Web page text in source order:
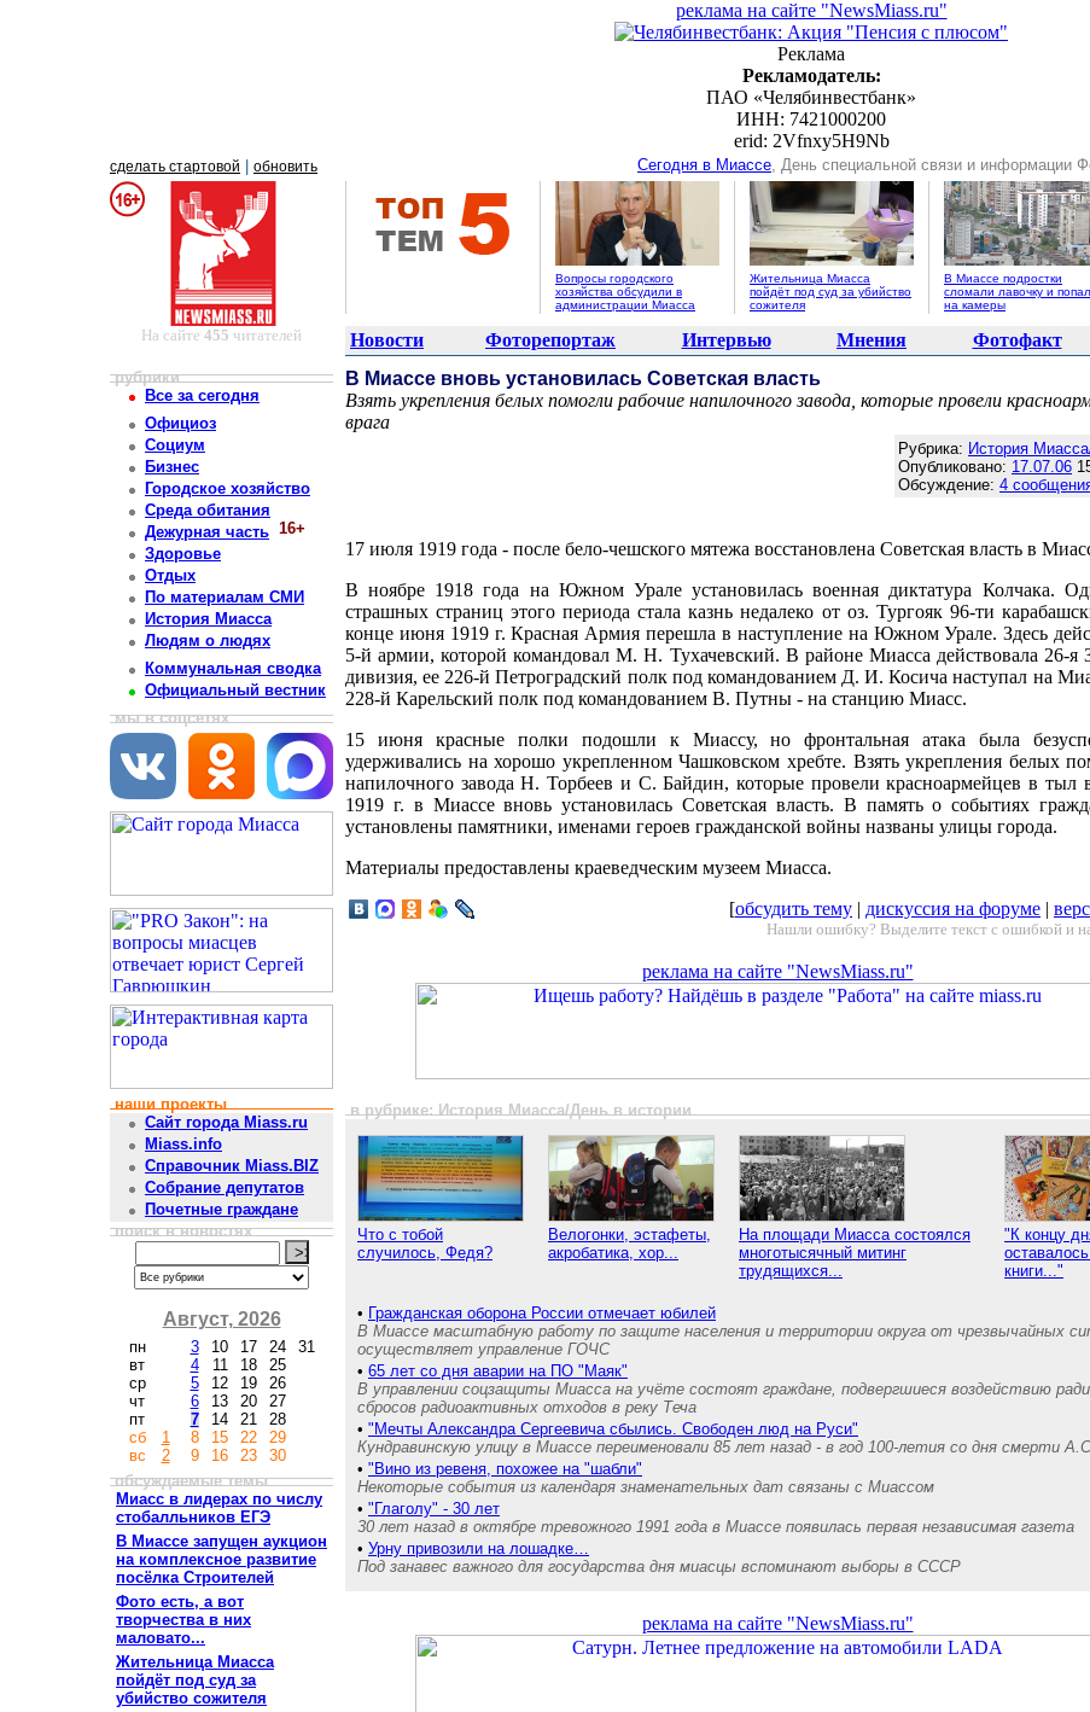
реклама на сайте "NewsMiass.ru"
Реклама
Рекламодатель:
ПАО «Челябинвестбанк»
ИНН: 7421000200
erid: 2Vfnxy5H9Nb
сделать стартовой обновить Сегодня в Миассе, День специальной связи и информации
Вопросы городского
хозяйства обсудили в
администрации Миасса
Жительница Миасса
пойдёт под суд за убийство
сожителя
В Миассе подростки
сломали лавочку и
на камеры
На сайте 455 читателей Новости Фоторепортаж Интервью Мнения Фотофакт
рубрики
Все за сегодня
Официоз
Социум
Бизнес
Городское хозяйство
Среда обитания
Дежурная часть 16+
Здоровье
Отдых
По материалам СМИ
История Миасса
Людям о людях
Коммунальная сводка
Официальный вестник
мы в соцсетях
наши проекты
Сайт города Miass.ru
Miass.info
Справочник Miass.BIZ
Собрание депутатов
Почетные граждане
поиск в новостях
Август, 2026
пн
вт
ср
чт
пт
сб
вс
1
2
3
4
5
6
7
8
9
10
11
12
13
14
15
16
17
18
19
20
21
22
23
24
25
26
27
28
29
30
31
обсуждаемые темы
Миасс в лидерах по числу
стобалльников ЕГЭ
В Миассе запущен аукцион
на комплексное развитие
посёлка Строителей
Фото есть, а вот
творчества в них
маловато...
Жительница Миасса
пойдёт под суд за
убийство сожителя
В Миассе вновь установилась Советская власть
Взять укрепления белых помогли рабочие напилочного завода, которые провели
врага
Рубрика: История
Опубликовано: 17.07.06
Обсуждение: 4
17 июля 1919 года - после бело-чешского мятежа восстановлена Советская власть в
В ноябре 1918 года на Южном Урале установилась военная диктатура Колчака.
страшных страниц этого периода стала казнь недалеко от оз. Тургояк 96-ти
конце июня 1919 г. Красная Армия перешла в наступление на Южном Урале. Здесь
5-й армии, которой командовал М. Н. Тухачевский. В районе Миасса действовала 26-я
дивизия, ее 226-й Петроградский полк под командованием Д. И. Косича наступал на
228-й Карельский полк под командованием В. Путны - на станцию Миасс.
15 июня красные полки подошли к Миассу, но фронтальная атака была
удерживались на хорошо укрепленном Чашковском хребте. Взять укрепления белых
напилочного завода Н. Торбеев и С. Байдин, которые провели красноармейцев в тыл
1919 г. в Миассе вновь установилась Советская власть. В память о событиях
установлены памятники, именами героев гражданской войны названы улицы города.
Материалы предоставлены краеведческим музеем Миасса.
[обсудить тему | дискуссия на форуме |
Нашли ошибку? Выделите текст с ошибкой и
реклама на сайте "NewsMiass.ru"
в рубрике: История Миасса/День в истории
Что с тобой
случилось, Федя?
Велогонки, эстафеты,
акробатика, хор...
На площади Миасса состоялся
многотысячный митинг
трудящихся...
"К концу
книги..."
• Гражданская оборона России отмечает юбилей
В Миассе масштабную работу по защите населения и территории округа от чрезвычайных
осуществляет управление ГОЧС
• 65 лет со дня аварии на ПО "Маяк"
В управлении соцзащиты Миасса на учёте состоят граждане, подвергшиеся воздействию
сбросов радиоактивных отходов в реку Теча
• "Мечты Александра Сергеевича сбылись. Свободен люд на Руси"
Кундравинскую улицу в Миассе переименовали 85 лет назад - в год 100-летия со дня смерти
• "Вино из ревеня, похожее на "шабли"
Некоторые события из календаря знаменательных дат связаны с Миассом
• "Глаголу" - 30 лет
30 лет назад в октябре тревожного 1991 года в Миассе появилась первая независимая газета
• Урну привозили на лошадке…
Под занавес важного для государства дня миасцы вспоминают выборы в СССР
реклама на сайте "NewsMiass.ru"